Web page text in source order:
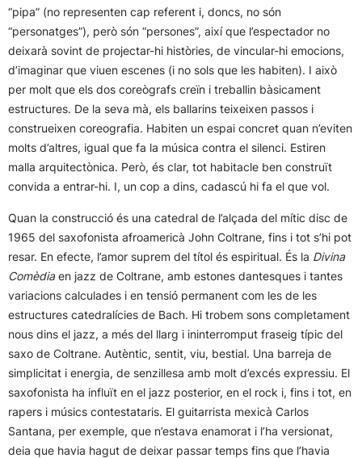
“pipa” (no representen cap referent i, doncs, no són
“personatges”), però són “persones”, així que l’espectador no
deixarà sovint de projectar-hi històries, de vincular-hi emocions,
d’imaginar que viuen escenes (i no sols que les habiten). I això
per molt que els dos coreògrafs creïn i treballin bàsicament
estructures. De la seva mà, els ballarins teixeixen passos i
construeixen coreografia. Habiten un espai concret quan n’eviten
molts d’altres, igual que fa la música contra el silenci. Estiren
malla arquitectònica. Però, és clar, tot habitacle ben construït
convida a entrar-hi. I, un cop a dins, cadascú hi fa el que vol.
Quan la construcció és una catedral de l’alçada del mític disc de
1965 del saxofonista afroamericà John Coltrane, fins i tot s’hi pot
resar. En efecte, l’amor suprem del títol és espiritual. És la Divina
Comèdiaen jazz de Coltrane, amb estones dantesques i tantes
variacions calculades i en tensió permanent com les de les
estructures catedralícies de Bach. Hi trobem sons completament
nous dins el jazz, a més del llarg i ininterromput fraseig típic del
saxo de Coltrane. Autèntic, sentit, viu, bestial. Una barreja de
simplicitat i energia, de senzillesa amb molt d’excés expressiu. El
saxofonista ha influït en el jazz posterior, en el rock i, fins i tot, en
rapers i músics contestataris. El guitarrista mexicà Carlos
Santana, per exemple, que n’estava enamorat i l’ha versionat,
deia que havia hagut de deixar passar temps fins que l’havia